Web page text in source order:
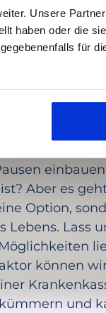
Unsere
haben oder die
für
Aber es
Option,
Lebens. Lass
können
und